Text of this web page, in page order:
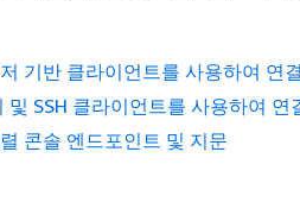
기반 클라이언트를 사용하여 연결
및 SSH 클라이언트를 사용하여 연
콘솔 엔드포인트 및 지문